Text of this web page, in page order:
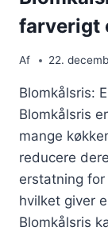
farverigt
Af 22.
Blomkålsris:
Blomkålsris
mange
reducere
erstatning
hvilket giver
Blomkålsris